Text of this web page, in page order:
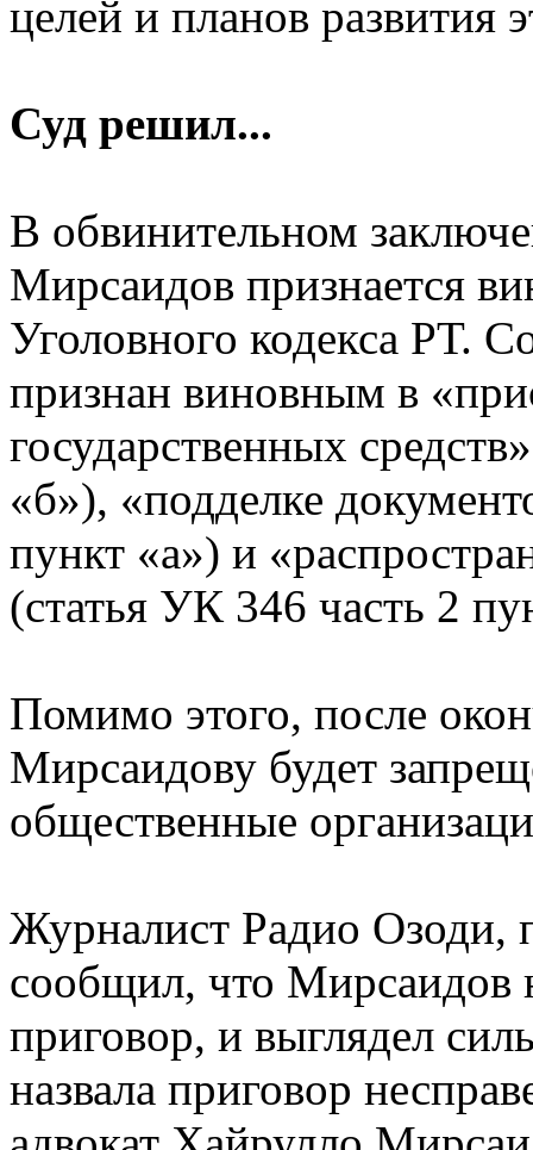
целей и планов развития
Суд решил...
В обвинительном
Мирсаидов признается
Уголовного кодекса РТ.
признан виновным в
государственных
«б»), «подделке
пункт «а») и
(статья УК 346 часть 2
Помимо этого, после
Мирсаидову будет
общественные
Журналист Радио Озоди,
сообщил, что Мирсаидов
приговор, и выглядел
назвала приговор